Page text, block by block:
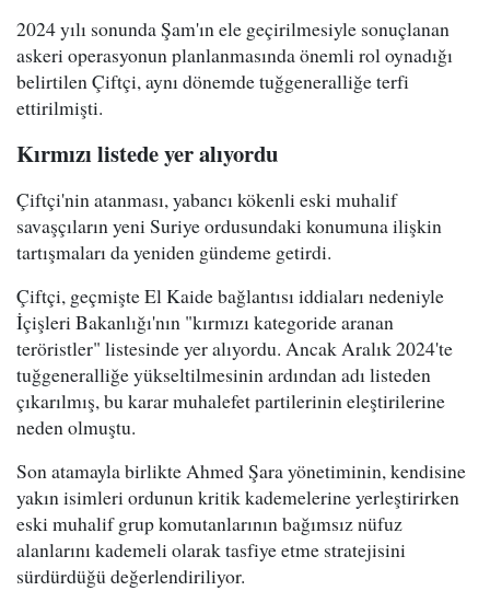
2024 yılı sonunda Şam'ın ele geçirilmesiyle sonuçlanan
askeri operasyonun planlanmasında önemli rol oynadığı
belirtilen Çiftçi, aynı dönemde tuğgeneralliğe terfi
ettirilmişti.
Kırmızı listede yer alıyordu
Çiftçi'nin atanması, yabancı kökenli eski muhalif
savaşçıların yeni Suriye ordusundaki konumuna ilişkin
tartışmaları da yeniden gündeme getirdi.
Çiftçi, geçmişte El Kaide bağlantısı iddiaları nedeniyle
İçişleri Bakanlığı'nın "kırmızı kategoride aranan
teröristler" listesinde yer alıyordu. Ancak Aralık 2024'te
tuğgeneralliğe yükseltilmesinin ardından adı listeden
çıkarılmış, bu karar muhalefet partilerinin eleştirilerine
neden olmuştu.
Son atamayla birlikte Ahmed Şara yönetiminin, kendisine
yakın isimleri ordunun kritik kademelerine yerleştirirken
eski muhalif grup komutanlarının bağımsız nüfuz
alanlarını kademeli olarak tasfiye etme stratejisini
sürdürdüğü değerlendiriliyor.